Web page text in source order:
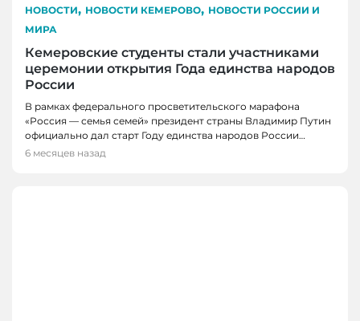
НОВОСТИ, НОВОСТИ КЕМЕРОВО, НОВОСТИ РОССИИ И
МИРА
Кемеровские студенты стали участниками
церемонии открытия Года единства народов
России
В рамках федерального просветительского марафона
«Россия — семья семей» президент страны Владимир Путин
официально дал старт Году единства народов России…
6 месяцев назад